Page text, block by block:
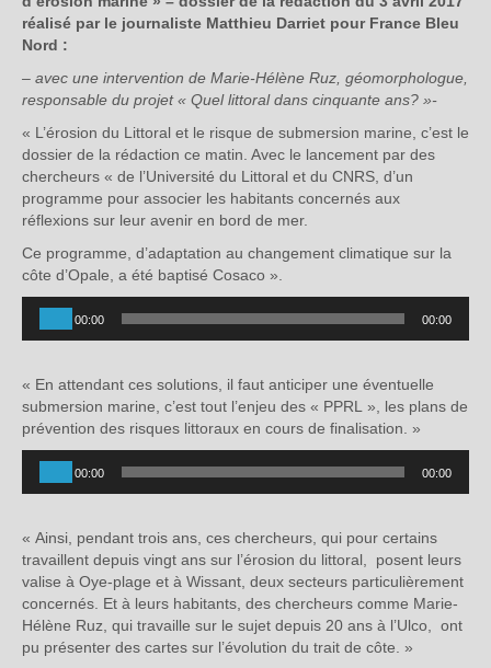
réalisé par le journaliste Matthieu Darriet pour France Bleu
Nord :
– avec une intervention de Marie-Hélène Ruz, géomorphologue,
responsable du projet « Quel littoral dans cinquante ans? »-
« L’érosion du Littoral et le risque de submersion marine, c’est le
dossier de la rédaction ce matin. Avec le lancement par des
chercheurs « de l’Université du Littoral et du CNRS, d’un
programme pour associer les habitants concernés aux
réflexions sur leur avenir en bord de mer.
Ce programme, d’adaptation au changement climatique sur la
côte d’Opale, a été baptisé Cosaco ».
Lecteur
audio
00:00 00:00
« En attendant ces solutions, il faut anticiper une éventuelle
submersion marine, c’est tout l’enjeu des « PPRL », les plans de
prévention des risques littoraux en cours de finalisation. »
Lecteur
audio
00:00 00:00
« Ainsi, pendant trois ans, ces chercheurs, qui pour certains
travaillent depuis vingt ans sur l’érosion du littoral, posent leurs
valise à Oye-plage et à Wissant, deux secteurs particulièrement
concernés. Et à leurs habitants, des chercheurs comme Marie-
Hélène Ruz, qui travaille sur le sujet depuis 20 ans à l’Ulco, ont
pu présenter des cartes sur l’évolution du trait de côte. »